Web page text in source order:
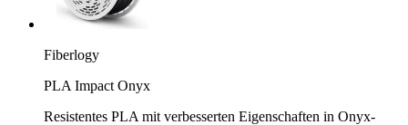
Fiberlogy
PLA Impact Onyx
Resistentes PLA mit verbesserten Eigenschaften in Onyx-